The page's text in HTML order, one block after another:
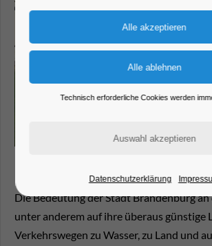
Die Bedeutung der Stadt Brandenburg
unter anderem auf ihre überaus günstige
Verkehrswegen zu Wasser, zu Land und
Technisch erforderliche Cookies werden
Datenschutzerklärung